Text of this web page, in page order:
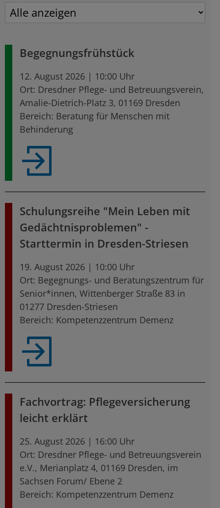
Begegnungsfrühstück
12. August 2026 | 10:00 Uhr
Ort: Dresdner Pflege- und Betreuungsverein,
Amalie-Dietrich-Platz 3, 01169 Dresden
Bereich: Beratung für Menschen mit
Behinderung
Schulungsreihe "Mein Leben mit
Gedächtnisproblemen" -
Starttermin in Dresden-Striesen
19. August 2026 | 10:00 Uhr
Ort: Begegnungs- und Beratungszentrum für
Senior*innen, Wittenberger Straße 83 in
01277 Dresden-Striesen
Bereich: Kompetenzzentrum Demenz
Fachvortrag: Pflegeversicherung
leicht erklärt
25. August 2026 | 16:00 Uhr
Ort: Dresdner Pflege- und Betreuungsverein
e.V., Merianplatz 4, 01169 Dresden, im
Sachsen Forum/ Ebene 2
Bereich: Kompetenzzentrum Demenz